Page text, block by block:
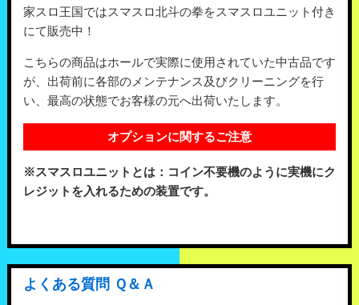
家スロ王国ではスマスロ北斗の拳をスマスロユニット付き
にて販売中！
こちらの商品はホールで実際に使用されていた中古品です
が、出荷前に各部のメンテナンス及びクリーニングを行
い、最高の状態でお客様の元へ出荷いたします。
オプションに関するご注意
※スマスロユニットとは：コイン不要機のように実機にク
レジットを入れるための装置です。
よくある質問 Ｑ＆Ａ